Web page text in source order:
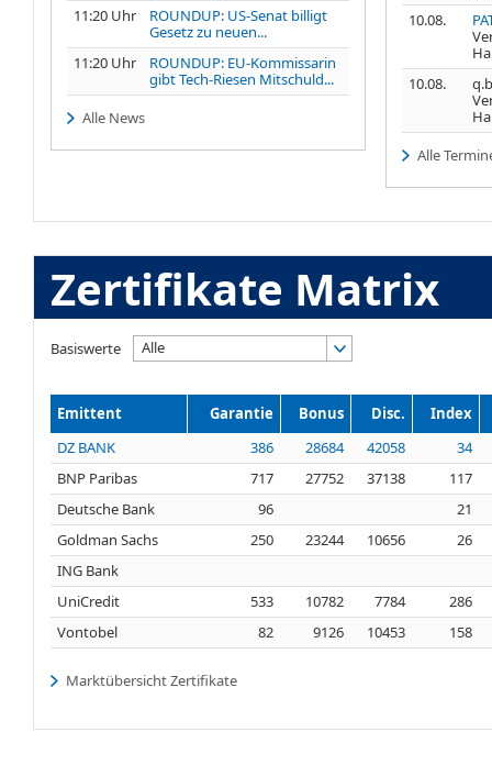
11:20 Uhr
ROUNDUP: US-Senat billigt
Gesetz zu neuen...
11:20 Uhr
ROUNDUP: EU-Kommissarin
gibt Tech-Riesen Mitschuld...
Alle News
10.08.
10.08.
Alle
Zertifikate Matrix
Basiswerte Alle
Emittent Garantie Bonus Disc.
Index
DZ BANK
386 28684 42058
34
BNP Paribas
717 27752 37138
117
Deutsche Bank
96
21
Goldman Sachs
250 23244 10656
26
ING Bank
UniCredit
533 10782 7784
286
Vontobel
82 9126 10453 158
Marktübersicht Zertifikate